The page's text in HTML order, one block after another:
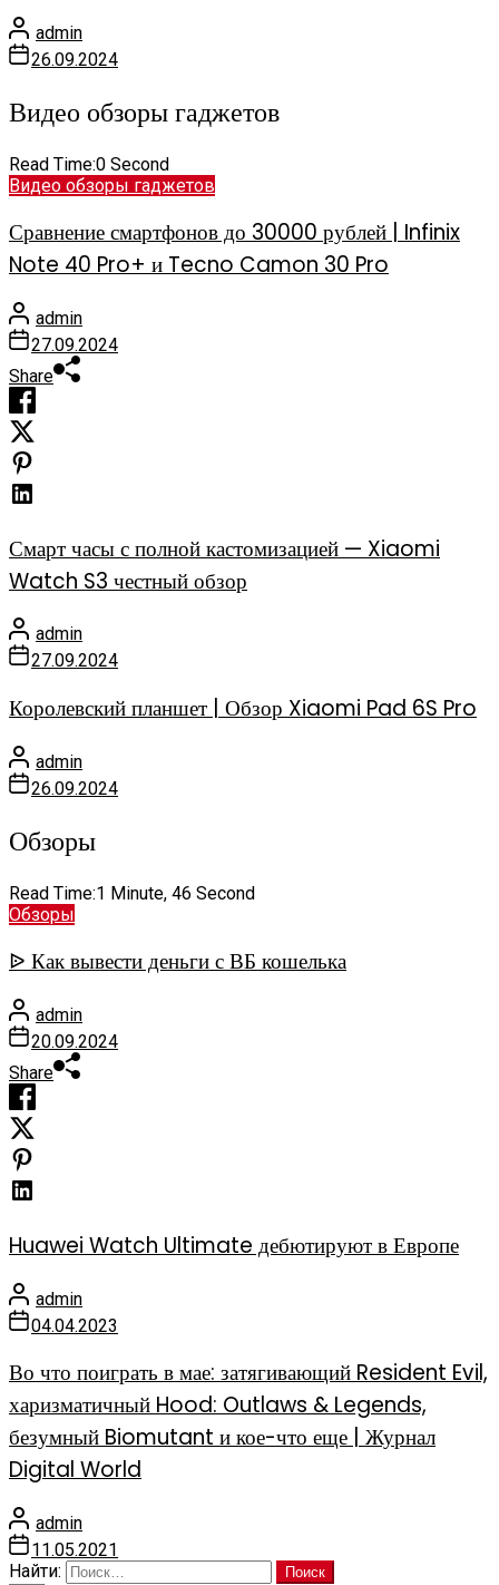
admin
26.09.2024
Видео обзоры гаджетов
Read Time:0 Second
Видео обзоры гаджетов
Сравнение смартфонов до 30000 рублей | Infinix
Note 40 Pro+ и Tecno Camon 30 Pro
admin
27.09.2024
Share
Смарт часы с полной кастомизацией — Xiaomi
Watch S3 честный обзор
admin
27.09.2024
Королевский планшет | Обзор Xiaomi Pad 6S Pro
admin
26.09.2024
Обзоры
Read Time:1 Minute, 46 Second
Обзоры
ᐉ Как вывести деньги с ВБ кошелька
admin
20.09.2024
Share
Huawei Watch Ultimate дебютируют в Европе
admin
04.04.2023
Во что поиграть в мае: затягивающий Resident Evil,
харизматичный Hood: Outlaws & Legends,
безумный Biomutant и кое-что еще | Журнал
Digital World
admin
11.05.2021
Найти: